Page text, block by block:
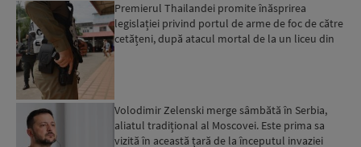
Premierul Thailandei promite înăsprirea
legislației privind portul de arme de foc de către
cetățeni, după atacul mortal de la un liceu din
Volodimir Zelenski merge sâmbătă în Serbia,
aliatul tradițional al Moscovei. Este prima sa
vizită în această țară de la începutul invaziei